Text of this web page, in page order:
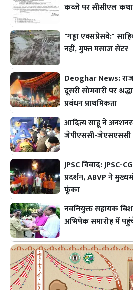
कब्जे पर सीसीएल
"गड्ढा एक्सप्रेसवे:"
नहीं, मुफ्त मसाज सेंटर
Deoghar News:
दूसरी सोमवारी पर
प्रबंधन प्राथमिकता
आदित्य साहू ने
जेपीएससी-जेएसएससी
JPSC विवाद: JPSC-
प्रदर्शन, ABVP ने
फूंका
नवनियुक्त सहायक
अभिषेक समारोह में